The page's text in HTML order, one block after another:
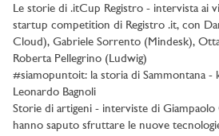
Le storie di .itCup Registro - intervista ai
startup competition di Registro .it, con
Cloud), Gabriele Sorrento (Mindesk),
Roberta Pellegrino (Ludwig)
#siamopuntoit: la storia di Sammontana -
Leonardo Bagnoli
Storie di artigeni - interviste di
hanno saputo sfruttare le nuove